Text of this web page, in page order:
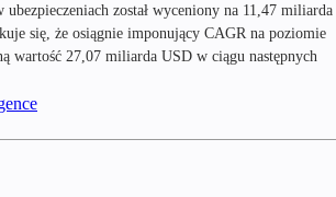
został wyceniony na 11,47 miliarda
się, że osiągnie imponujący CAGR na poziomie
wartość 27,07 miliarda USD w ciągu następnych